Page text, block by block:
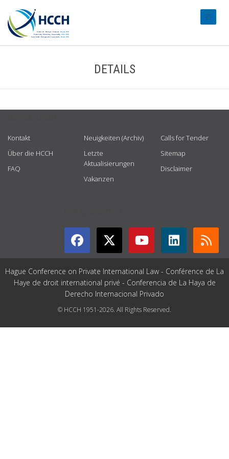
DETAILS
Kontakt
Über die HCCH
FAQ
Neuigkeiten (Archiv)
Letzte
Aktualisierungen
Vakanzen
Calls for Tender
Sitemap
Disclaimer
Hague Conference on Private International Law - Conférence de La
Haye de droit international privé - Conferencia de La Haya de
Derecho Internacional Privado
© HCCH 1951-2026. All Rights Reserved.